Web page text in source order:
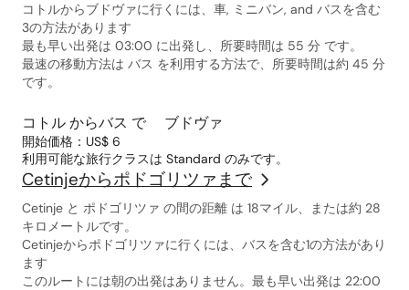
コトルからブドヴァに行くには、車, ミニバン, and バスを含む
3の方法があります
最も早い出発は 03:00 に出発し、所要時間は 55 分 です。
最速の移動方法は バス を利用する方法で、所要時間は約 45 分
です。
コトル からバス で ブドヴァ
開始価格：US$ 6
利用可能な旅行クラスは Standard のみです。
Cetinjeからポドゴリツァまで
Cetinje と ポドゴリツァ の間の距離 は 18マイル、または約 28
キロメートルです。
Cetinjeからポドゴリツァに行くには、バスを含む1の方法があり
ます
このルートには朝の出発はありません。最も早い出発は 22:00